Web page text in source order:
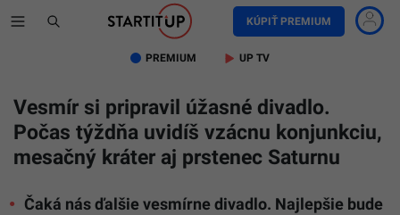
KÚPIŤ PREMIUM
PREMIUM UP TV
Vesmír si pripravil úžasné divadlo.
Počas týždňa uvidíš vzácnu konjunkciu,
mesačný kráter aj prstenec Saturnu
Čaká nás ďalšie vesmírne divadlo. Najlepšie bude